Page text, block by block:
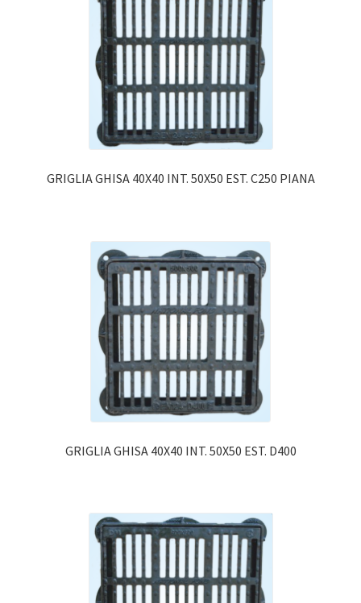
GRIGLIA GHISA 40X40 INT. 50X50 EST. C250 PIANA
GRIGLIA GHISA 40X40 INT. 50X50 EST. D400